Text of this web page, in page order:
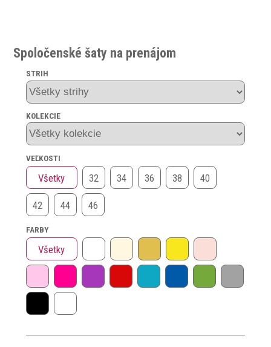
Spoločenské šaty na prenájom
STRIH
KOLEKCIE
VEĽKOSTI
Všetky 32 34 36 38 40
42 44 46
FARBY
Všetky